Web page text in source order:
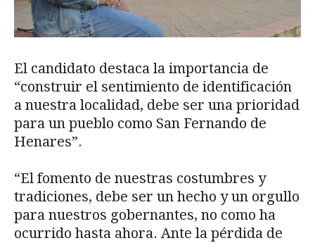
El candidato destaca la importancia de
“construir el sentimiento de identificación
a nuestra localidad, debe ser una prioridad
para un pueblo como San Fernando de
Henares”.
“El fomento de nuestras costumbres y
tradiciones, debe ser un hecho y un orgullo
para nuestros gobernantes, no como ha
ocurrido hasta ahora. Ante la pérdida de